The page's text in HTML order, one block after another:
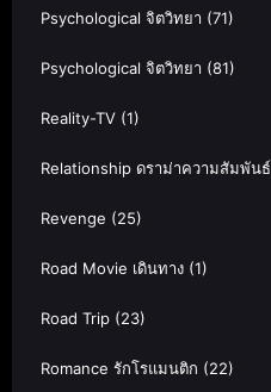
Psychological จิตวิทยา (71)
Psychological จิตวิทยา (81)
Reality-TV (1)
Relationship ดราม่าความสัมพันธ์
Revenge (25)
Road Movie เดินทาง (1)
Road Trip (23)
Romance รักโรแมนติก (22)